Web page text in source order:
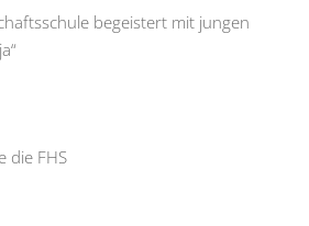
begeistert mit jungen
die FHS